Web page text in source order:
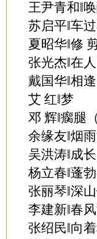
王尹青和‖
苏启平‖车
夏昭华‖修
张光杰‖在
戴国华‖相
艾 红‖梦
邓 辉‖瘸腿
余缘友‖烟
吴洪涛‖成
杨立春‖蓬
张丽琴‖深
李建新‖春
张绍民‖向